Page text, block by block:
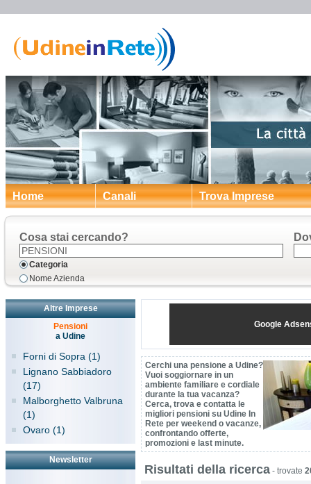
Home Canali Trova Imprese
Cosa stai cercando?
Categoria
Nome Azienda
Altre Imprese
Pensioni
a Udine
Forni di Sopra (1)
Lignano Sabbiadoro
(17)
Malborghetto Valbruna
(1)
Ovaro (1)
Newsletter
Google
Cerchi una pensione a Udine?
Vuoi soggiornare in un
ambiente familiare e cordiale
durante la tua vacanza?
Cerca, trova e contatta le
migliori pensioni su Udine In
Rete per weekend o vacanze,
confrontando offerte,
promozioni e last minute.
Risultati della ricerca - trovate